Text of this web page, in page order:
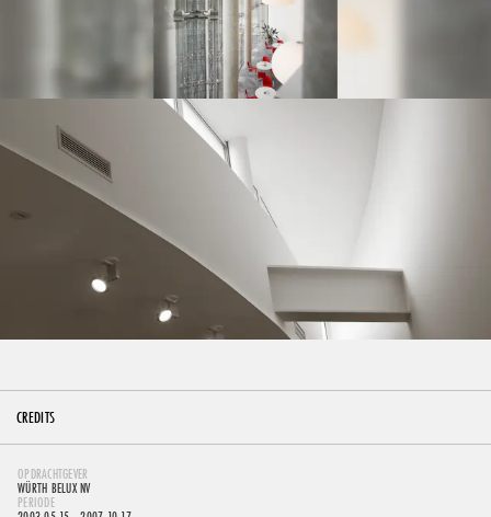
CREDITS
OPDRACHTGEVER
WÜRTH BELUX NV
PERIODE